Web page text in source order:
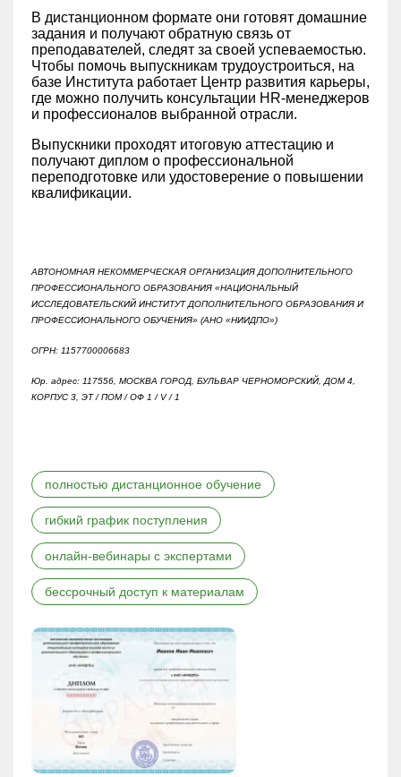
полностью дистанционное обучение
гибкий график поступления
онлайн-вебинары с экспертами
бессрочный доступ к материалам
В дистанционном формате они готовят домашние
задания и получают обратную связь от
преподавателей, следят за своей успеваемостью.
Чтобы помочь выпускникам трудоустроиться, на
базе Института работает Центр развития карьеры,
где можно получить консультации HR-менеджеров
и профессионалов выбранной отрасли.
Выпускники проходят итоговую аттестацию и
получают диплом о профессиональной
переподготовке или удостоверение о повышении
квалификации.
АВТОНОМНАЯ НЕКОММЕРЧЕСКАЯ ОРГАНИЗАЦИЯ ДОПОЛНИТЕЛЬНОГО
ПРОФЕССИОНАЛЬНОГО ОБРАЗОВАНИЯ «НАЦИОНАЛЬНЫЙ
ИССЛЕДОВАТЕЛЬСКИЙ ИНСТИТУТ ДОПОЛНИТЕЛЬНОГО ОБРАЗОВАНИЯ И
ПРОФЕССИОНАЛЬНОГО ОБУЧЕНИЯ» (АНО «НИИДПО»)
ОГРН: 1157700006683
Юр. адрес: 117556, МОСКВА ГОРОД, БУЛЬВАР ЧЕРНОМОРСКИЙ, ДОМ 4,
КОРПУС 3, ЭТ / ПОМ / ОФ 1 / V / 1